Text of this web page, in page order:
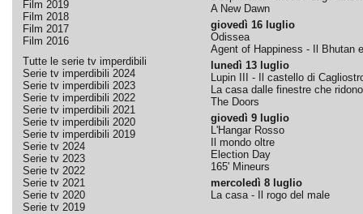
Film 2019
Film 2018
Film 2017
Film 2016
Tutte le serie tv imperdibili
Serie tv imperdibili 2024
Serie tv imperdibili 2023
Serie tv imperdibili 2022
Serie tv imperdibili 2021
Serie tv imperdibili 2020
Serie tv imperdibili 2019
Serie tv 2024
Serie tv 2023
Serie tv 2022
Serie tv 2021
Serie tv 2020
Serie tv 2019
A New Dawn
giovedì 16 luglio
Odissea
Agent of Happiness - Il Bhutan
lunedì 13 luglio
Lupin III - Il castello di
La casa dalle finestre che ridono
The Doors
giovedì 9 luglio
L'Hangar Rosso
Il mondo oltre
Election Day
165' Mineurs
mercoledì 8 luglio
La casa - Il rogo del male